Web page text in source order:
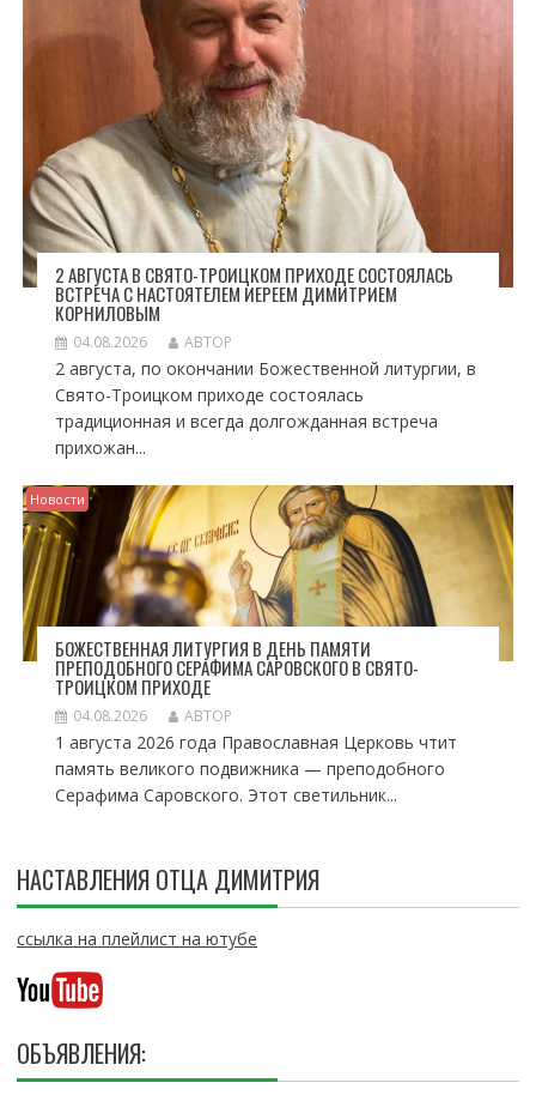
2 АВГУСТА В СВЯТО-ТРОИЦКОМ ПРИХОДЕ СОСТОЯЛАСЬ
ВСТРЕЧА С НАСТОЯТЕЛЕМ ИЕРЕЕМ ДИМИТРИЕМ
КОРНИЛОВЫМ
04.08.2026 АВТОР
2 августа, по окончании Божественной литургии, в
Свято-Троицком приходе состоялась
традиционная и всегда долгожданная встреча
прихожан...
Новости
БОЖЕСТВЕННАЯ ЛИТУРГИЯ В ДЕНЬ ПАМЯТИ
ПРЕПОДОБНОГО СЕРАФИМА САРОВСКОГО В СВЯТО-
ТРОИЦКОМ ПРИХОДЕ
04.08.2026 АВТОР
1 августа 2026 года Православная Церковь чтит
память великого подвижника — преподобного
Серафима Саровского. Этот светильник...
НАСТАВЛЕНИЯ ОТЦА ДИМИТРИЯ
ссылка на плейлист на ютубе
ОБЪЯВЛЕНИЯ: